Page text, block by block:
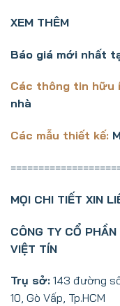
XEM THÊM
Báo giá mới nhất
Các thông tin hữu
nhà
Các mẫu thiết kế:
MỌI CHI TIẾT XIN
CÔNG TY CỔ
VIỆT TÍN
Trụ sở: 143 đường
10, Gò Vấp, Tp.HCM